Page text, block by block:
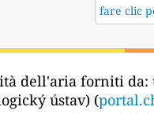
fare clic
dell'aria forniti da:
ústav) (